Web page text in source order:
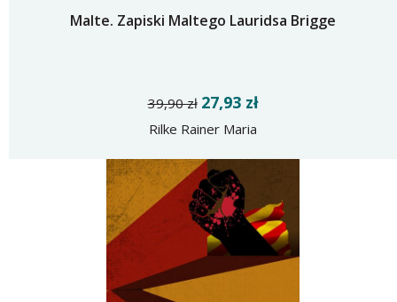
Malte. Zapiski Maltego Lauridsa Brigge
39,90 zł 27,93 zł
Rilke Rainer Maria